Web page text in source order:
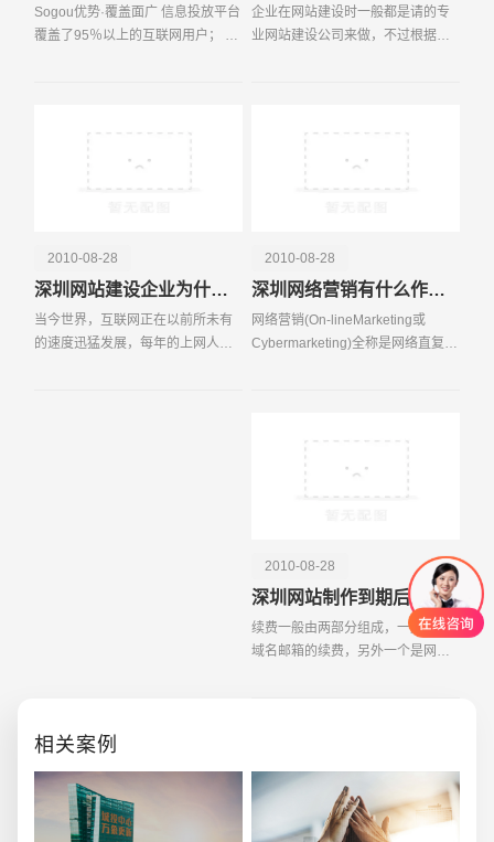
企业在网站建设时一般都是请的专
业网站建设公司来做，不过根据我
Sogou优势·覆盖面广 信息投放平台
覆盖了95％以上的互联网用户； 搜
2010-08-28
深圳网络营销有什么作用？
网络营销(On-lineMarketing或
Cybermarketing)全称是网络直复营
2010-08-28
深圳网站建设企业为什么要建网站？
当今世界，互联网正在以前所未有
的速度迅猛发展，每年的上网人数
2010-08-28
深圳网站制作到期后怎么续费？
续费一般由两部分组成，一是空间
域名邮箱的续费，另外一个是网站
相关案例
电话 微信号